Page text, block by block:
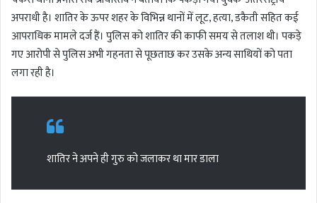
अपराधी है। शातिर के ऊपर शहर के विभिन्न थानों में लूट, हत्या, डकैती सहित कई
आपराधिक मामले दर्ज हैं। पुलिस को शातिर की काफी समय से तलाश थी। पकड़े
गए आरोपी से पुलिस अभी गहनता से पूछताछ कर उसके अन्य साथियों को पता
लगा रही है।
शातिर ने अपने ही गुरु को जलाकर था मार डाला